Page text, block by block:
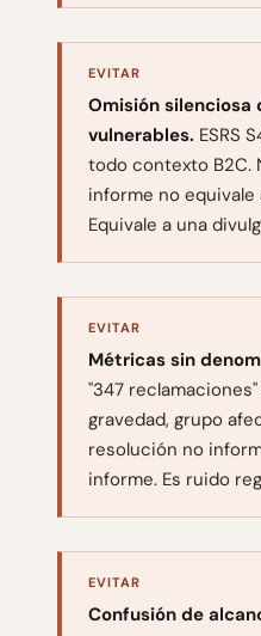
EVITAR
Omisión silenciosa
vulnerables. ESRS
todo contexto B2C.
informe no equivale
Equivale a una
EVITAR
Métricas sin
"347
gravedad, grupo
resolución no
informe. Es ruido
EVITAR
Confusión de